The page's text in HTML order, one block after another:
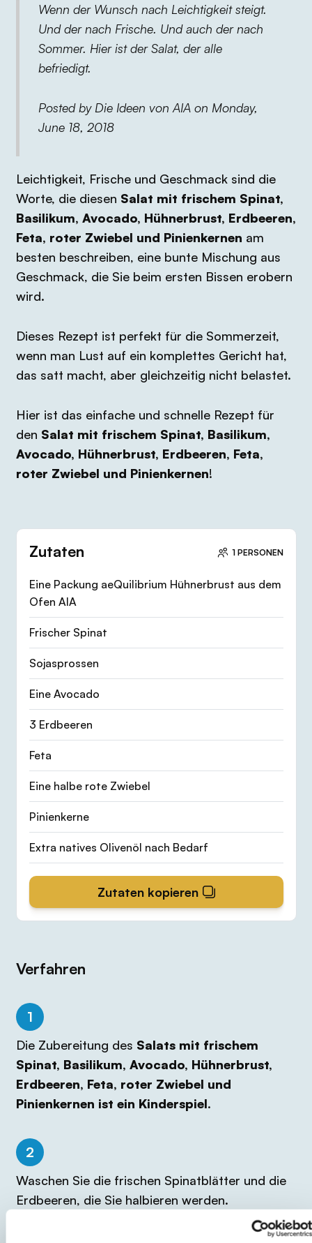
Zutaten 1 PERSONEN
Eine Packung aeQuilibrium Hühnerbrust aus dem
Ofen AIA
Frischer Spinat
Sojasprossen
Eine Avocado
3 Erdbeeren
Feta
Eine halbe rote Zwiebel
Pinienkerne
Extra natives Olivenöl nach Bedarf
Zutaten kopieren
Wenn der Wunsch nach Leichtigkeit steigt.
Und der nach Frische. Und auch der nach
Sommer. Hier ist der Salat, der alle
befriedigt.
Posted by Die Ideen von AIA on Monday,
June 18, 2018
Leichtigkeit, Frische und Geschmack sind die
Worte, die diesen Salat mit frischem Spinat,
Basilikum, Avocado, Hühnerbrust, Erdbeeren,
Feta, roter Zwiebel und Pinienkernen am
besten beschreiben, eine bunte Mischung aus
Geschmack, die Sie beim ersten Bissen erobern
wird.
Dieses Rezept ist perfekt für die Sommerzeit,
wenn man Lust auf ein komplettes Gericht hat,
das satt macht, aber gleichzeitig nicht belastet.
Hier ist das einfache und schnelle Rezept für
den Salat mit frischem Spinat, Basilikum,
Avocado, Hühnerbrust, Erdbeeren, Feta,
roter Zwiebel und Pinienkernen!
Verfahren
1
Die Zubereitung des Salats mit frischem
Spinat, Basilikum, Avocado, Hühnerbrust,
Erdbeeren, Feta, roter Zwiebel und
Pinienkernen ist ein Kinderspiel.
2
Waschen Sie die frischen Spinatblätter und die
Erdbeeren, die Sie halbieren werden.